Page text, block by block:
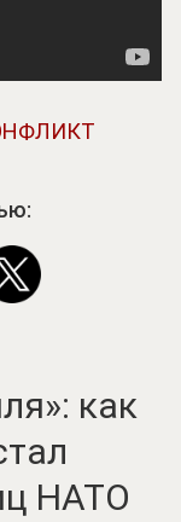
как
НАТО